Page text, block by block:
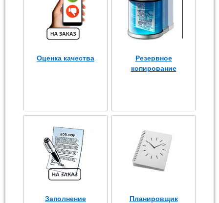
Оценка качества
Резервное
копирование
Заполнение
Планировщик